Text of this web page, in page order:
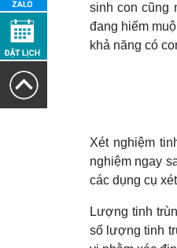
sinh con cũng
đang hiếm
khả năng có
Xét nghiệm
nghiệm ngay
các dụng cụ
Lượng tinh
số lượng tinh